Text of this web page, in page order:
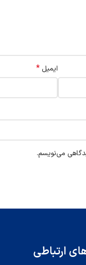
ایمیل *
می‌نویسم.
ارتباطی